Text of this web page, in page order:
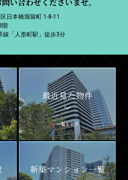
日本橋堀留町 1-8-11
階
線「人形町駅」徒歩3分
最近見た物件
一覧を表示
新築マンション一覧